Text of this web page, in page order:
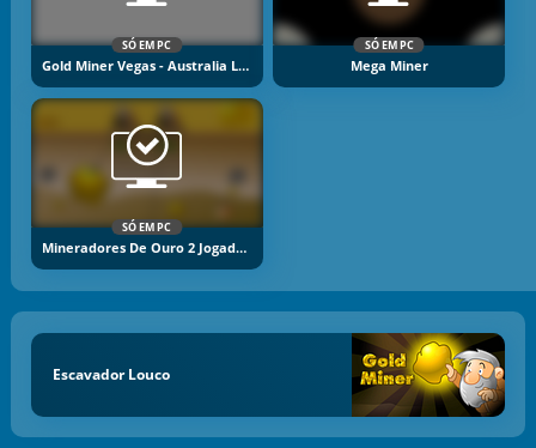
SÓ EM PC
Gold Miner Vegas - Australia Levels
SÓ EM PC
Mega Miner
SÓ EM PC
Mineradores De Ouro 2 Jogadores
Escavador Louco